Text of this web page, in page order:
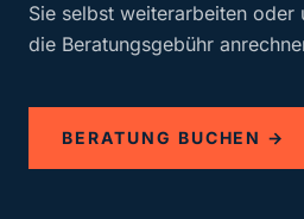
Sie selbst weiterarbeiten oder
die Beratungsgebühr
BERATUNG BUCHEN →